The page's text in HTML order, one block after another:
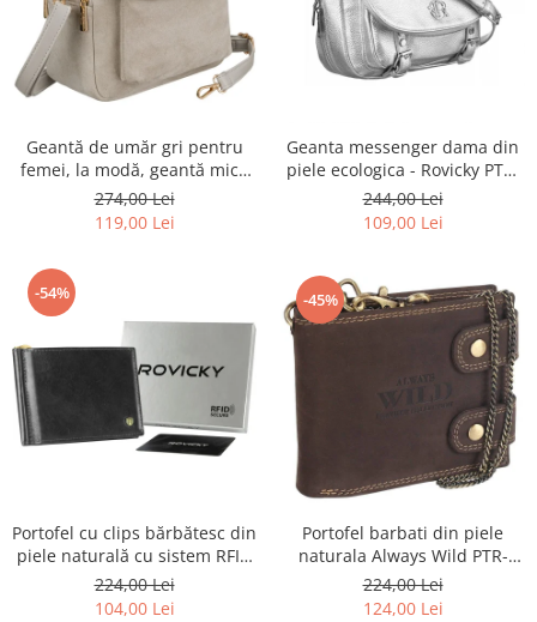
Geantă de umăr gri pentru
femei, la modă, geantă mică
urbană cu fermoar, piele
ecologică - Peterson PTR-PTN
274,00 Lei
119,00 Lei
Geanta messenger dama din
piele ecologica - Rovicky PTR-
R-TOR-ALE-2-3776 SIL
244,00 Lei
109,00 Lei
-54%
Portofel cu clips bărbătesc din
piele naturală cu sistem RFID
- Rovicky PTR-N1908-RVT-9799
BLACK
224,00 Lei
104,00 Lei
-45%
Portofel barbati din piele
naturala Always Wild PTR-
2900-BIC
224,00 Lei
124,00 Lei